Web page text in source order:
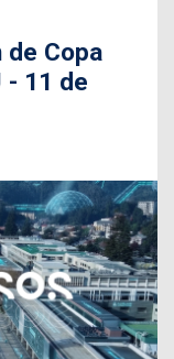
de Copa
- 11 de